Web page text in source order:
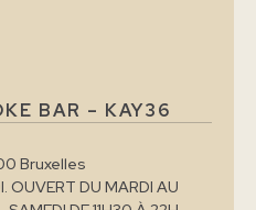
BAR – KAY36
Bruxelles
OUVERT DU MARDI AU